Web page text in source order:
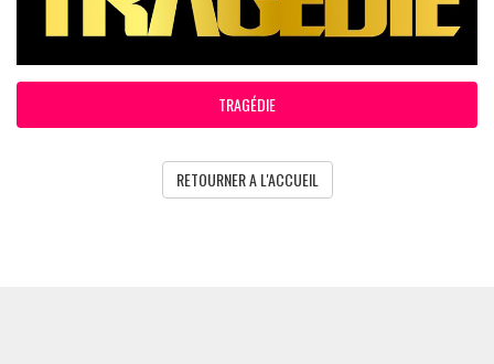
TRAGÉDIE
RETOURNER A L'ACCUEIL